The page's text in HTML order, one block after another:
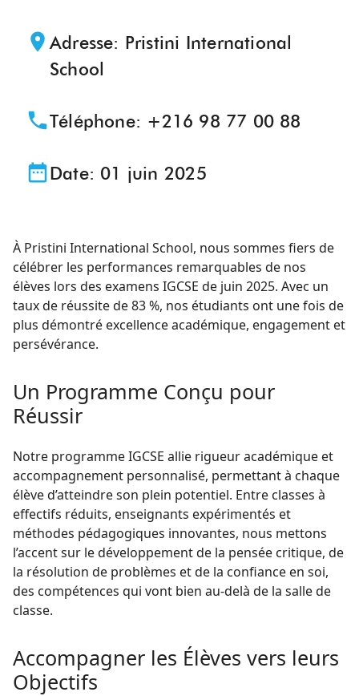
Adresse: Pristini International
School
Téléphone: +216 98 77 00 88
Date: 01 juin 2025
À Pristini International School, nous sommes fiers de
célébrer les performances remarquables de nos
élèves lors des examens IGCSE de juin 2025. Avec un
taux de réussite de 83 %, nos étudiants ont une fois de
plus démontré excellence académique, engagement et
persévérance.
Un Programme Conçu pour
Réussir
Notre programme IGCSE allie rigueur académique et
accompagnement personnalisé, permettant à chaque
élève d’atteindre son plein potentiel. Entre classes à
effectifs réduits, enseignants expérimentés et
méthodes pédagogiques innovantes, nous mettons
l’accent sur le développement de la pensée critique, de
la résolution de problèmes et de la confiance en soi,
des compétences qui vont bien au-delà de la salle de
classe.
Accompagner les Élèves vers leurs
Objectifs